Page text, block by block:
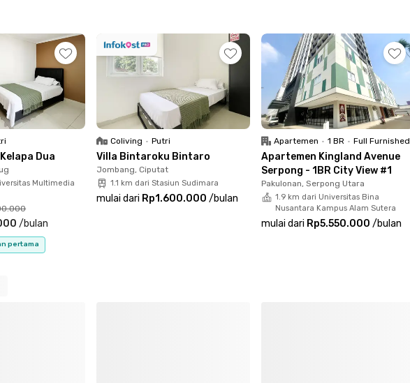
dilengkapi dengan furnitur lengkap yang siap
perabot tambahan. Kost ini juga menyediakan
berkala untuk memastikan hunian tetap bersih,
Dua
Multimedia
/bulan
pertama
Coliving • Putri
Villa Bintaroku Bintaro
Jombang, Ciputat
1.1 km dari Stasiun Sudimara
mulai dari Rp1.600.000 /bulan
Apartemen • 1 BR • Full Furnished
Apartemen Kingland Avenue
Serpong - 1BR City View #1
Pakulonan, Serpong Utara
1.9 km dari Universitas Bina
Nusantara Kampus Alam Sutera
mulai dari Rp5.550.000 /bulan